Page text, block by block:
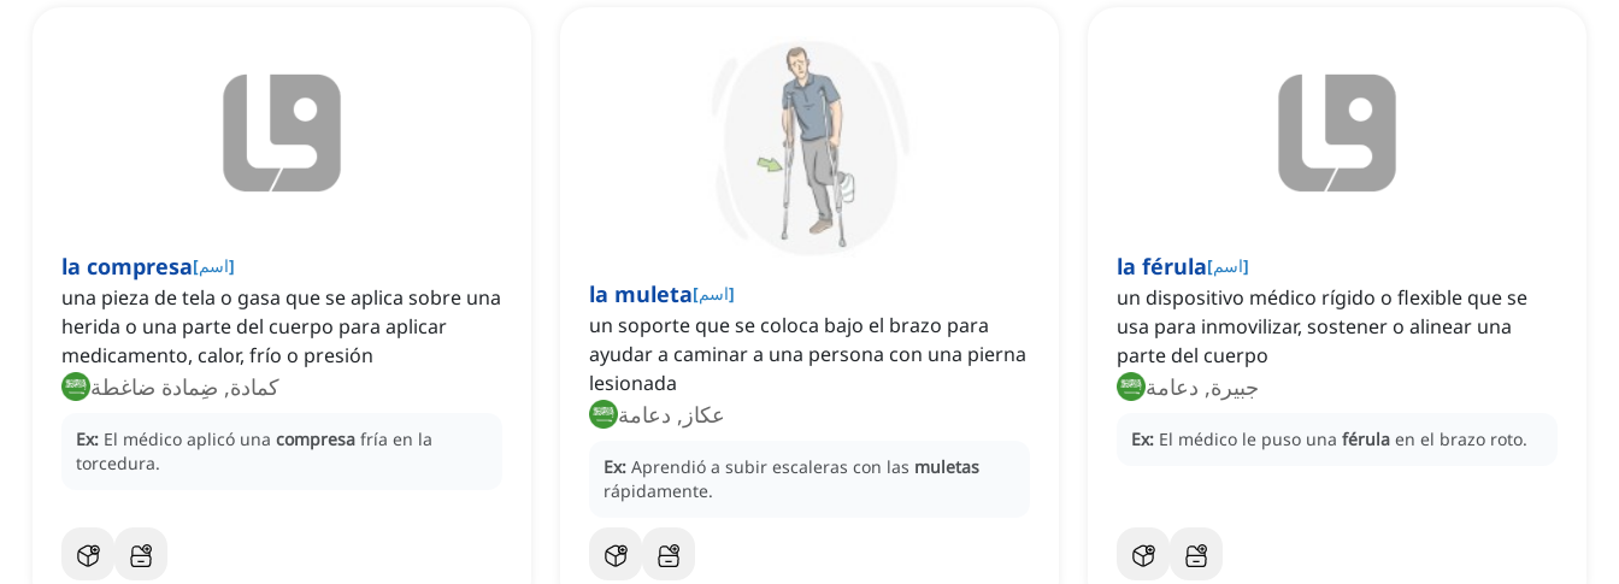
la compresa[اسم]
una pieza de tela o gasa que se aplica sobre una
herida o una parte del cuerpo para aplicar
medicamento, calor, frío o presión
كمادة, ضِمادة ضاغطة
Ex: El médico aplicó una compresa fría en la
torcedura.
la muleta[اسم]
un soporte que se coloca bajo el brazo para
ayudar a caminar a una persona con una pierna
lesionada
عكاز, دعامة
Ex: Aprendió a subir escaleras con las muletas
rápidamente.
la férula[اسم]
un dispositivo médico rígido o flexible que se
usa para inmovilizar, sostener o alinear una
parte del cuerpo
جبيرة, دعامة
Ex: El médico le puso una férula en el brazo roto.